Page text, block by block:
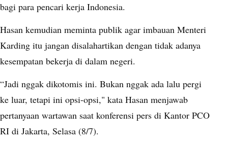
bagi para pencari kerja Indonesia.
Hasan kemudian meminta publik agar imbauan Menteri
Karding itu jangan disalahartikan dengan tidak adanya
kesempatan bekerja di dalam negeri.
“Jadi nggak dikotomis ini. Bukan nggak ada lalu pergi
ke luar, tetapi ini opsi-opsi," kata Hasan menjawab
pertanyaan wartawan saat konferensi pers di Kantor PCO
RI di Jakarta, Selasa (8/7).